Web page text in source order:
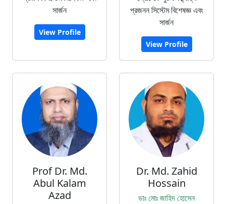
সার্জন
View Profile
প্রজনন সিস্টেম বিশেষজ্ঞ এবং
সার্জন
View Profile
Prof Dr. Md.
Abul Kalam
Azad
Dr. Md. Zahid
Hossain
ডাঃ মােঃ জাহিদ হােসেন